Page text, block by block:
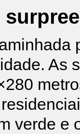
As
verde e